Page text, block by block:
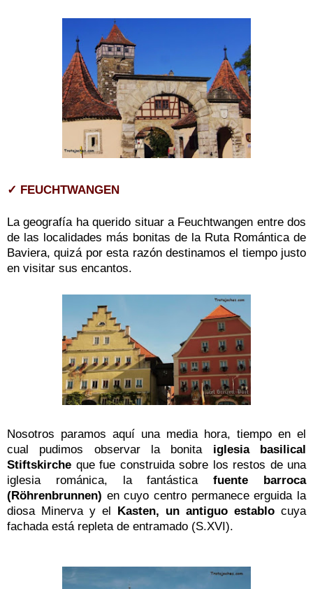
✓ FEUCHTWANGEN
La geografía ha querido situar a Feuchtwangen entre dos
de las localidades más bonitas de la Ruta Romántica de
Baviera, quizá por esta razón destinamos el tiempo justo
en visitar sus encantos.
Nosotros paramos aquí una media hora, tiempo en el
cual pudimos observar la bonita iglesia basilical
Stiftskirche que fue construida sobre los restos de una
iglesia románica, la fantásticafuente barroca
(Röhrenbrunnen) en cuyo centro permanece erguida la
diosa Minerva y el Kasten, un antiguo establo cuya
fachada está repleta de entramado (S.XVI).